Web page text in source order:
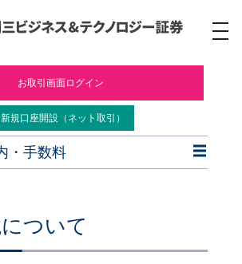
ナ
ビ
ついて
お取引画面ログイン
新規口座開設（ネット取引）
・手数料